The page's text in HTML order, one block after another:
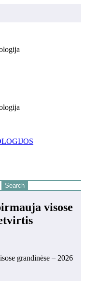
visose
grandinėse – 2026